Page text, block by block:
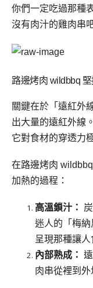
你們一定吃過那種
沒有肉汁的雞肉串
路邊烤肉 wildbbq
關鍵在於「遠紅外
出大量的遠紅外線
它對食材的穿透力
在路邊烤肉
加熱的過程：
高溫鎖汁：
迷人的「梅
呈現那種讓人
內部熟成：
肉串從裡到外